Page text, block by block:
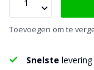
Toevoegen om te
Snelste levering